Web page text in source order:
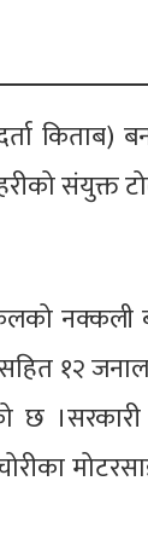
किताब)
१२
छ ।सरकारी